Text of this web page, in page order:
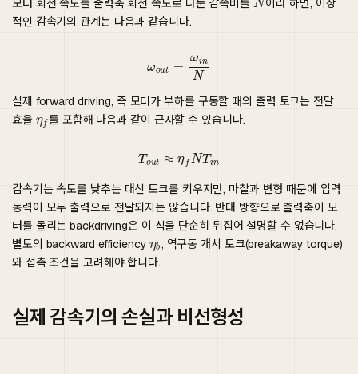
모터 회전 속도를 출력축 회전 속도로 나눈 감속비를
이라 하면, 이상
적인 감속기의 관계는 다음과 같습니다.
ωinN
실제 forward driving, 즉 모터가 부하를 구동할 때의 출력 토크는 전달
효율
를 포함해 다음과 같이 근사할 수 있습니다.
To t≈ηfNTin
감속기는 속도를 낮추는 대신 토크를 키우지만, 마찰과 변형 때문에 입력
동력이 모두 출력으로 전달되지는 않습니다. 반대 방향으로 출력축이 모
터를 돌리는 backdriving은 이 식을 단순히 뒤집어 설명할 수 없습니다.
별도의 backward efficiency
, 역구동 개시 토크(breakaway torque)
와 접촉 조건을 고려해야 합니다.
실제 감속기의 손실과 비선형성